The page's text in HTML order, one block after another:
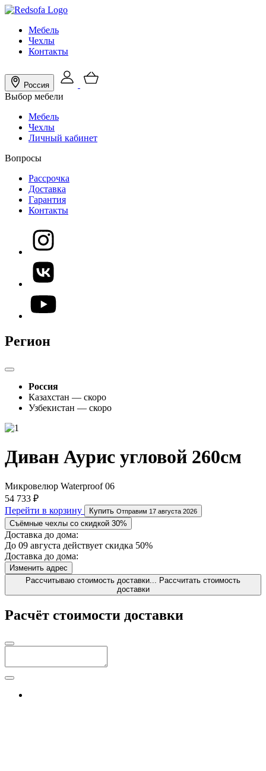
Мебель
Чехлы
Контакты
Россия
Выбор мебели
Мебель
Чехлы
Личный кабинет
Вопросы
Рассрочка
Доставка
Гарантия
Контакты
Регион
Россия
Казахстан — скоро
Узбекистан — скоро
Диван Аурис угловой 260см
Микровелюр Waterproof 06
54 733 ₽
Перейти в корзину
Купить Отправим 17 августа 2026
Съёмные чехлы со скидкой 30%
Доставка до дома:
До 09 августа действует скидка 50%
Доставка до дома:
Изменить адрес
Рассчитываю стоимость доставки...
Рассчитать стоимость
доставки
Расчёт стоимости доставки